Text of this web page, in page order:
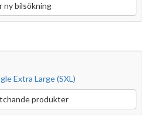
ny bilsökning
Extra Large (SXL)
produkter